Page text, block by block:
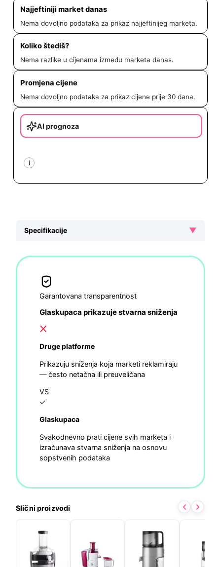
Najjeftiniji market danas
Nema dovoljno podataka za prikaz najjeftinijeg marketa.
Koliko štediš?
Nema razlike u cijenama između marketa danas.
Promjena cijene
Nema dovoljno podataka za prikaz cijene prije 30 dana.
AI prognoza
i
Specifikacije ▼
Garantovana transparentnost
Glaskupaca prikazuje stvarna sniženja
Druge platforme
Prikazuju sniženja koja marketi reklamiraju
— često netačna ili preuveličana
VS
✓
Glaskupaca
Svakodnevno prati cijene svih marketa i
izračunava stvarna sniženja na osnovu
sopstvenih podataka
Slični proizvodi